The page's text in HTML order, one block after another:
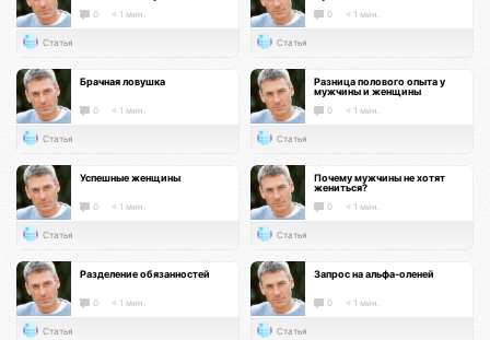
0 < 1 мин.
Статья
0 < 1 мин.
Статья
Брачная ловушка
0 < 1 мин.
Статья
Разница полового опыта у
мужчины и женщины
0 < 1 мин.
Статья
Успешные женщины
0 < 1 мин.
Статья
Почему мужчины не хотят
жениться?
0 < 1 мин.
Статья
Разделение обязанностей
0 < 1 мин.
Статья
Запрос на альфа-оленей
0 < 1 мин.
Статья